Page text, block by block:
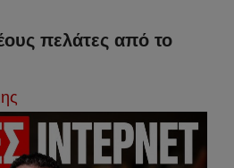
πελάτες από το